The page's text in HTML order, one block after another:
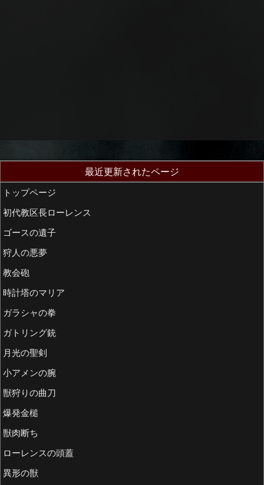
最近更新されたページ
トップページ
初代教区長ローレンス
ゴースの遺子
狩人の悪夢
教会砲
時計塔のマリア
ガラシャの拳
ガトリング銃
月光の聖剣
小アメンの腕
獣狩りの曲刀
爆発金槌
獣肉断ち
ローレンスの頭蓋
異形の獣